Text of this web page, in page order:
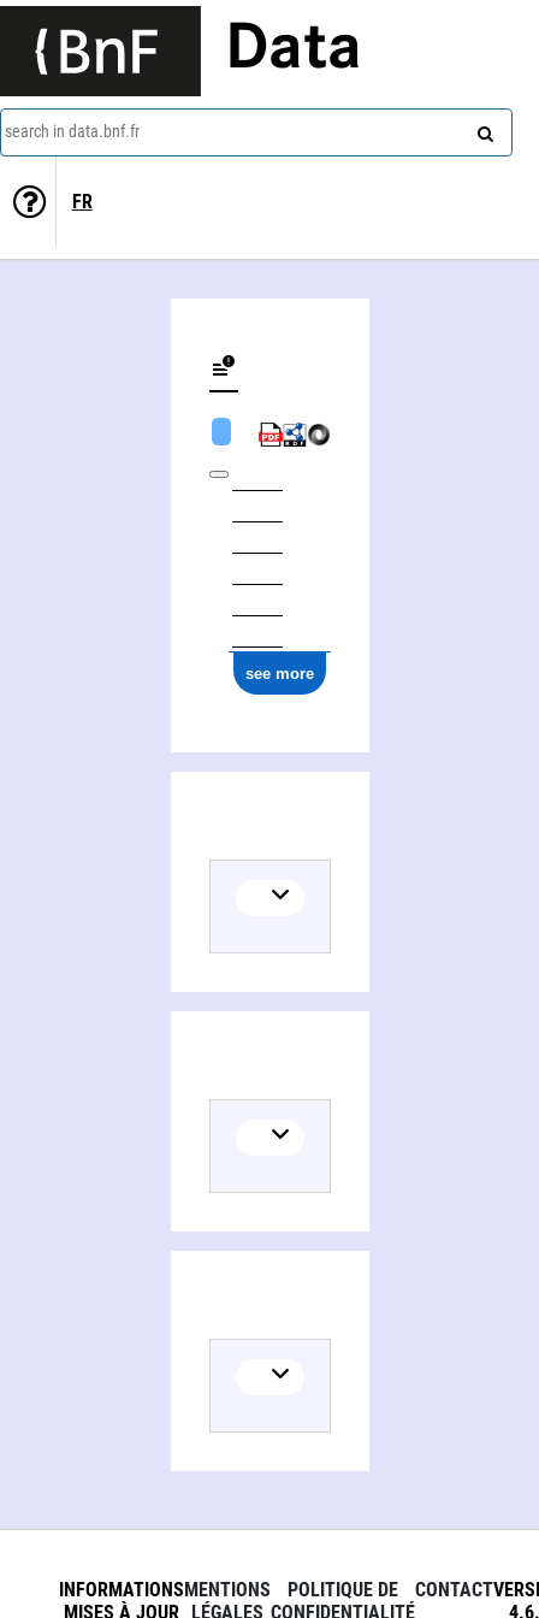
Data
search in data.bnf.fr
FR
see more
INFORMATIONS
MISES À JOUR
MENTIONS
LÉGALES
POLITIQUE DE
CONFIDENTIALITÉ
CONTACT